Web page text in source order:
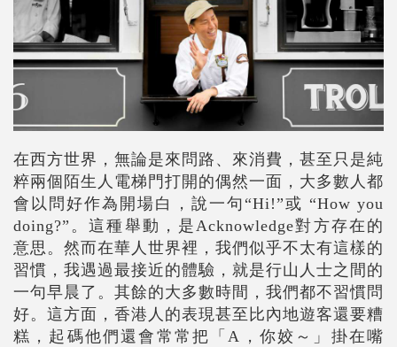
在西方世界，無論是來問路、來消費，甚至只是純
粹兩個陌生人電梯門打開的偶然一面，大多數人都
會以問好作為開場白，說一句“Hi!”或 “How you
doing?”。這種舉動，是Acknowledge對方存在的
意思。然而在華人世界裡，我們似乎不太有這樣的
習慣，我遇過最接近的體驗，就是行山人士之間的
一句早晨了。其餘的大多數時間，我們都不習慣問
好。這方面，香港人的表現甚至比內地遊客還要糟
糕，起碼他們還會常常把「A，你姣～」掛在嘴